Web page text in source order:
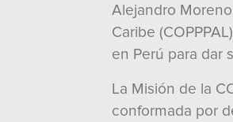
Alejandro
Caribe
en Perú para dar
La Misión de la
conformada por